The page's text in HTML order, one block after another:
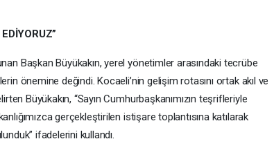
Başkan Büyükakın, yerel yönetimler arasındaki tecrübe
önemine değindi. Kocaeli’nin gelişim rotasını ortak akıl ve
Büyükakın, “Sayın Cumhurbaşkanımızın teşrifleriyle
gerçekleştirilen istişare toplantısına katılarak
ifadelerini kullandı.